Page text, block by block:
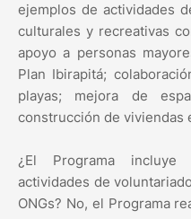
ejemplos de actividades
culturales y recreativas
apoyo a personas
Plan Ibirapitá;
playas; mejora de
construcción de viviendas
¿El Programa
actividades de
ONGs? No, el Programa